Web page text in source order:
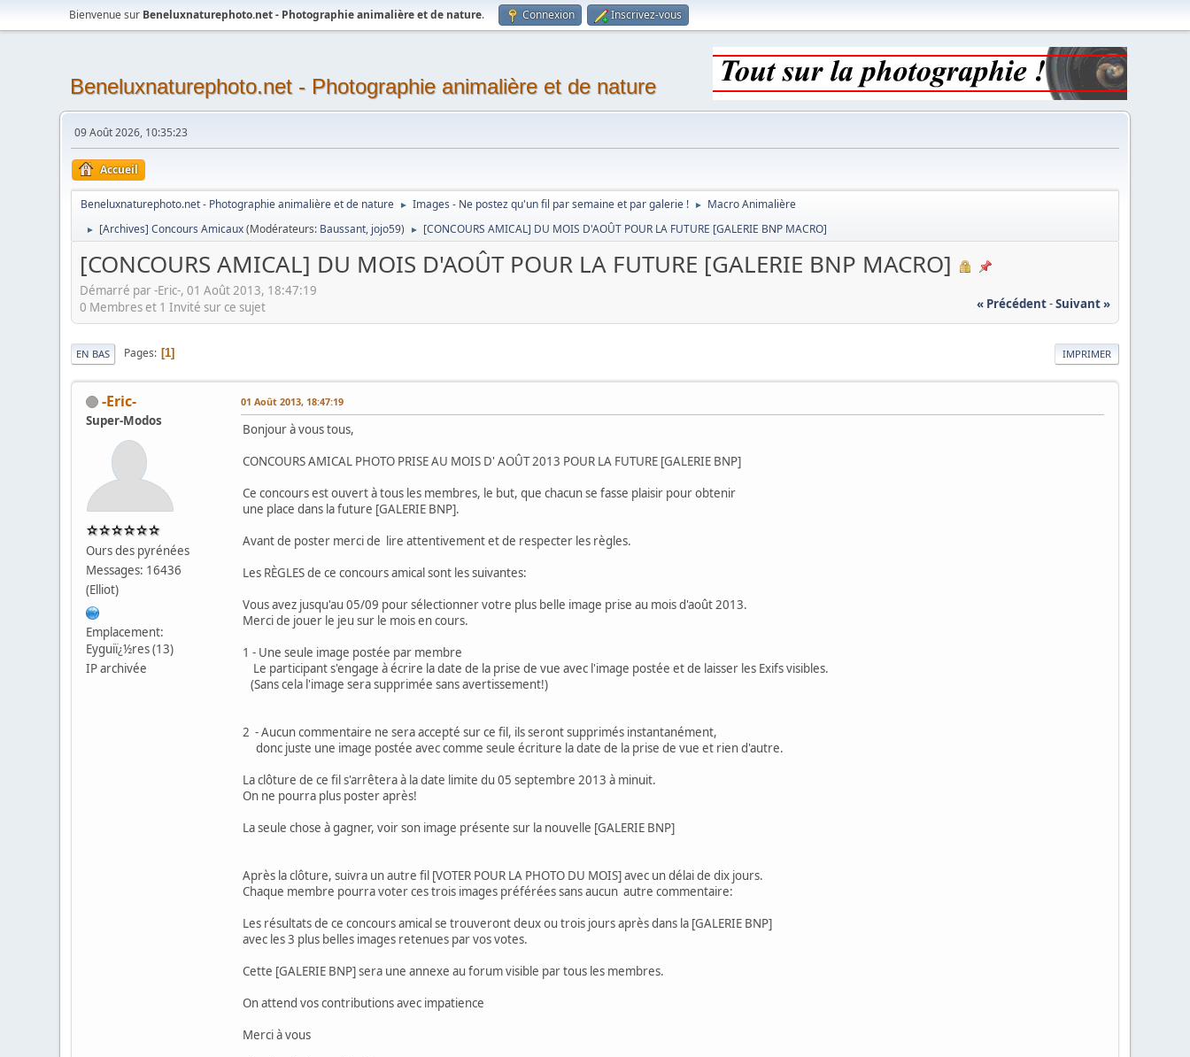
Bienvenue sur Beneluxnaturephoto.net - Photographie animalière et de nature. Connexion Inscrivez-vous
Beneluxnaturephoto.net - Photographie animalière et de nature
09 Août 2026, 10:35:23
Accueil
Beneluxnaturephoto.net - Photographie animalière et de nature ► Images - Ne postez qu'un fil par semaine et par galerie ! ► Macro Animalière
► [Archives] Concours Amicaux(Modérateurs: Baussant, jojo59) ► [CONCOURS AMICAL] DU MOIS D'AOÛT POUR LA FUTURE [GALERIE BNP MACRO]
[CONCOURS AMICAL] DU MOIS D'AOÛT POUR LA FUTURE [GALERIE BNP MACRO]
Démarré par -Eric-, 01 Août 2013, 18:47:19
« Précédent-Suivant »
0 Membres et 1 Invité sur ce sujet
IMPRIMER
EN BAS Pages 1
-Eric-
Super-Modos
Ours des pyrénées
Messages: 16436
(Elliot)
Emplacement:
Eyguiï¿½res (13)
IP archivée
01 Août 2013, 18:47:19
Bonjour à vous tous,
CONCOURS AMICAL PHOTO PRISE AU MOIS D' AOÛT 2013 POUR LA FUTURE [GALERIE BNP]
Ce concours est ouvert à tous les membres, le but, que chacun se fasse plaisir pour obtenir
une place dans la future [GALERIE BNP].
Avant de poster merci de lire attentivement et de respecter les règles.
Les RÈGLES de ce concours amical sont les suivantes:
Vous avez jusqu'au 05/09 pour sélectionner votre plus belle image prise au mois d'août 2013.
Merci de jouer le jeu sur le mois en cours.
1 - Une seule image postée par membre
Le participant s'engage à écrire la date de la prise de vue avec l'image postée et de laisser les Exifs visibles.
(Sans cela l'image sera supprimée sans avertissement!)
2 - Aucun commentaire ne sera accepté sur ce fil, ils seront supprimés instantanément,
donc juste une image postée avec comme seule écriture la date de la prise de vue et rien d'autre.
La clôture de ce fil s'arrêtera à la date limite du 05 septembre 2013 à minuit.
On ne pourra plus poster après!
La seule chose à gagner, voir son image présente sur la nouvelle [GALERIE BNP]
Après la clôture, suivra un autre fil [VOTER POUR LA PHOTO DU MOIS] avec un délai de dix jours.
Chaque membre pourra voter ces trois images préférées sans aucun autre commentaire:
Les résultats de ce concours amical se trouveront deux ou trois jours après dans la [GALERIE BNP]
avec les 3 plus belles images retenues par vos votes.
Cette [GALERIE BNP] sera une annexe au forum visible par tous les membres.
On attend vos contributions avec impatience
Merci à vous